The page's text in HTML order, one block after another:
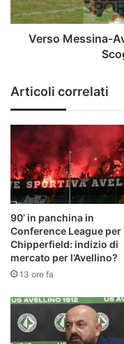
Scoglio”
è
finitaVerso Messina-
Articoli correlati
90’ in panchina in
Conference League per
Chipperfield: indizio di
mercato per l’Avellino?
13 ore fa